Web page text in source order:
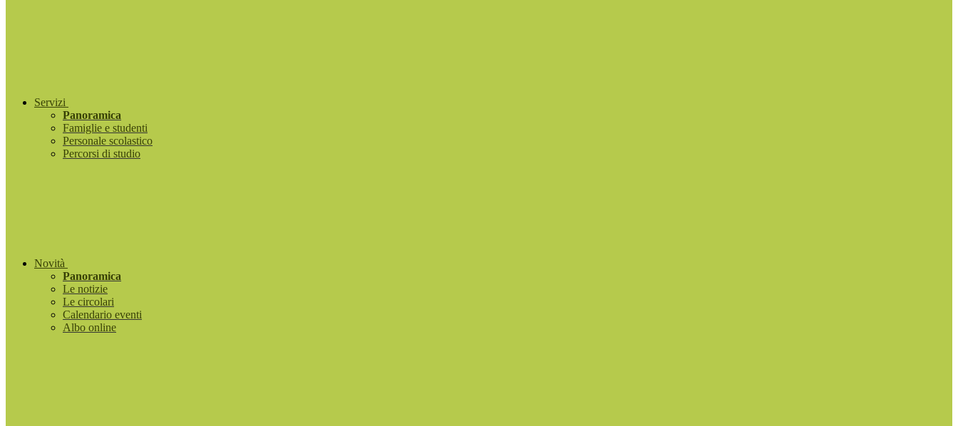
Servizi
Panoramica
Famiglie e studenti
Personale scolastico
Percorsi di studio
Novità
Panoramica
Le notizie
Le circolari
Calendario eventi
Albo online